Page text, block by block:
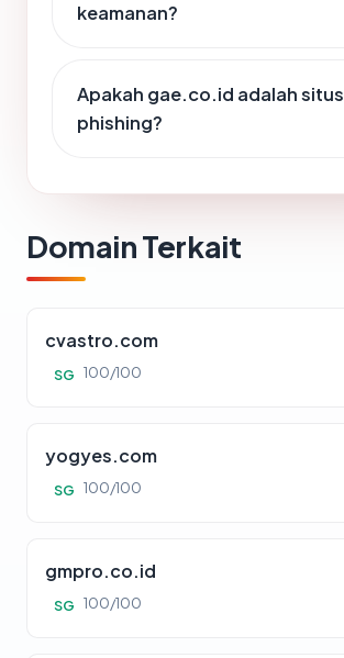
keamanan?
Apakah gae.co.id adalah situs
phishing?
Domain Terkait
cvastro.com
SG 100/100
yogyes.com
SG 100/100
gmpro.co.id
SG 100/100